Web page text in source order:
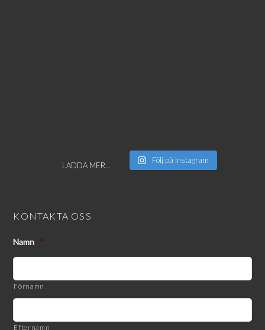
LADDA MER...
Följ på Instagram
KONTAKTA OSS
Namn *
Förnamn
Efternamn